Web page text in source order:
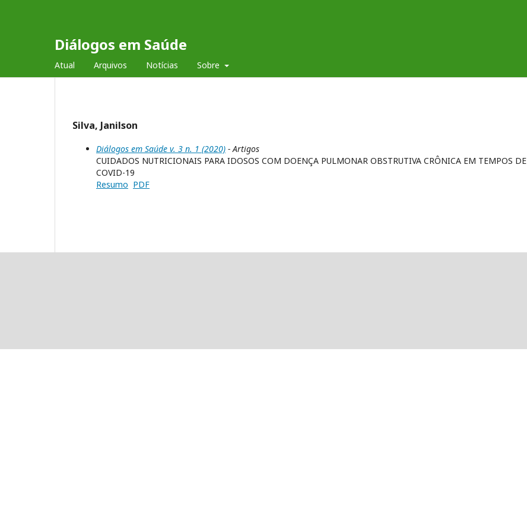
Diálogos em Saúde
Atual Arquivos Notícias Sobre
Silva, Janilson
Diálogos em Saúde v. 3 n. 1 (2020) - Artigos
CUIDADOS NUTRICIONAIS PARA IDOSOS COM DOENÇA PULMONAR OBSTRUTIVA CRÔNICA EM TEMPOS DE
COVID-19
Resumo PDF